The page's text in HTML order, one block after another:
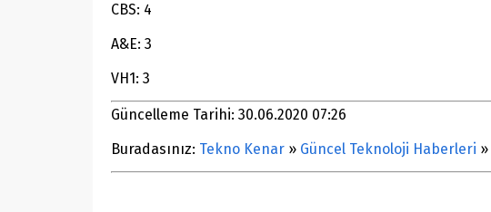
CBS: 4
A&E: 3
VH1: 3
Güncelleme Tarihi: 30.06.2020 07:26
Buradasınız: Tekno Kenar » Güncel Teknoloji Haberleri »